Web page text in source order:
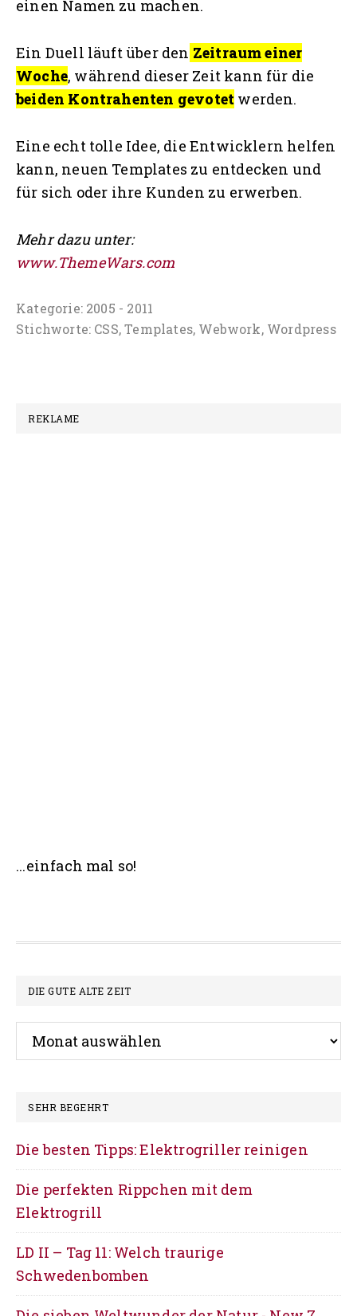
einen Namen zu machen.
Ein Duell läuft über den Zeitraum einer
Woche, während dieser Zeit kann für die
beiden Kontrahenten gevotet werden.
Eine echt tolle Idee, die Entwicklern helfen
kann, neuen Templates zu entdecken und
für sich oder ihre Kunden zu erwerben.
Mehr dazu unter:
www.ThemeWars.com
Kategorie: 2005 - 2011
Stichworte: CSS,Templates, Webwork, Wordpress
REKLAME
Seitenspalte
...einfach mal so!
Footer
DIE GUTE ALTE ZEIT
Die
gute
Zeit
SEHR BEGEHRT
Die besten Tipps: Elektrogriller reinigen
Die perfekten Rippchen mit dem
Elektrogrill
LD II – Tag 11: Welch traurige
Schwedenbomben